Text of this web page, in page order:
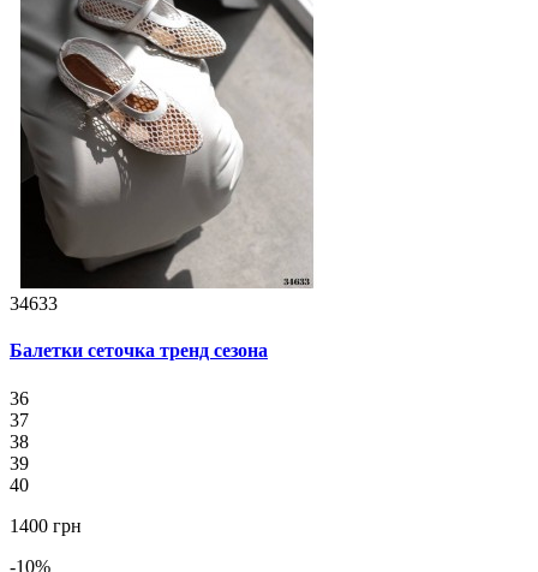
34633
Балетки сеточка тренд сезона
36
37
38
39
40
1400 грн
-10%